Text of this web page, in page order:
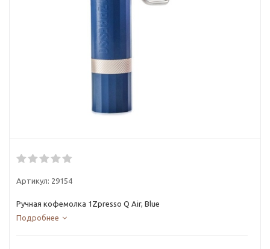
Артикул: 29154
Ручная кофемолка 1Zpresso Q Air, Blue
Подробнее